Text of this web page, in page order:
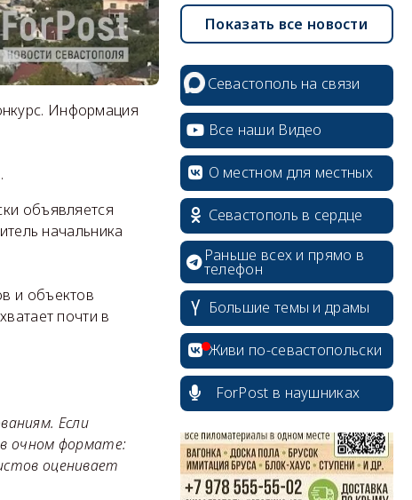
Информация
объявляется
начальника
и объектов
почти в
Если
очном формате:
оценивает
Показать все новости
Севастополь на связи
Все наши Видео
О местном для местных
Севастополь в сердце
Раньше всех и прямо в
телефон
Большие темы и драмы
Живи по-севастопольски
ForPost в наушниках
erid: 2SDnjcrDNw6
erid: 2SDnjdPjgYS